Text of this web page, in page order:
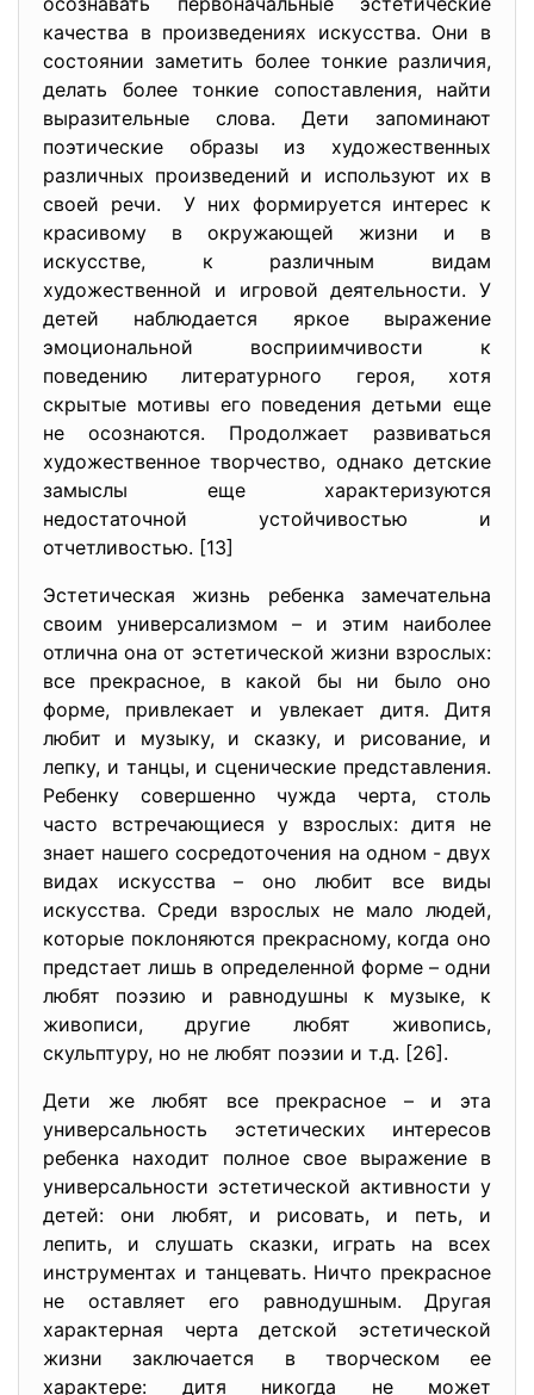
качества в произведениях искусства. Они в
состоянии заметить более тонкие различия,
делать более тонкие сопоставления, найти
выразительные слова. Дети запоминают
поэтические образы из художественных
различных произведений и используют их в
своей речи. У них формируется интерес к
красивому в окружающей жизни и в
искусстве, к различным видам
художественной и игровой деятельности. У
детей наблюдается яркое выражение
эмоциональной восприимчивости к
поведению литературного героя, хотя
скрытые мотивы его поведения детьми еще
не осознаются. Продолжает развиваться
художественное творчество, однако детские
замыслы еще характеризуются
недостаточной устойчивостью и
отчетливостью. [13]
Эстетическая жизнь ребенка замечательна
своим универсализмом – и этим наиболее
отлична она от эстетической жизни взрослых:
все прекрасное, в какой бы ни было оно
форме, привлекает и увлекает дитя. Дитя
любит и музыку, и сказку, и рисование, и
лепку, и танцы, и сценические представления.
Ребенку совершенно чужда черта, столь
часто встречающиеся у взрослых: дитя не
знает нашего сосредоточения на одном - двух
видах искусства – оно любит все виды
искусства. Среди взрослых не мало людей,
которые поклоняются прекрасному, когда оно
предстает лишь в определенной форме – одни
любят поэзию и равнодушны к музыке, к
живописи, другие любят живопись,
скульптуру, но не любят поэзии и т.д. [26].
Дети же любят все прекрасное – и эта
универсальность эстетических интересов
ребенка находит полное свое выражение в
универсальности эстетической активности у
детей: они любят, и рисовать, и петь, и
лепить, и слушать сказки, играть на всех
инструментах и танцевать. Ничто прекрасное
не оставляет его равнодушным. Другая
характерная черта детской эстетической
жизни заключается в творческом ее
характере: дитя никогда не может